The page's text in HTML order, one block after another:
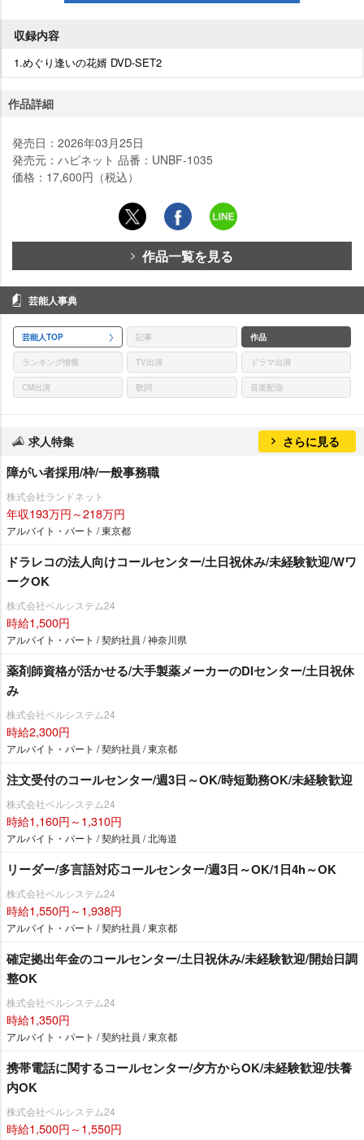
収録内容
1.めぐり逢いの花婿 DVD-SET2
作品詳細
発売日：2026年03月25日
発売元：ハピネット 品番：UNBF-1035
価格：17,600円（税込）
作品一覧を見る
芸能人事典
芸能人TOP 記事 作品
ランキング情報 TV出演 ドラマ出演
CM出演 歌詞 音楽配信
求人特集 さらに見る
障がい者採用/枠/一般事務職
株式会社ランドネット
年収193万円～218万円
アルバイト・パート / 東京都
ドラレコの法人向けコールセンター/土日祝休み/未経験歓迎/Wワ
ークOK
株式会社ベルシステム24
時給1,500円
アルバイト・パート / 契約社員 / 神奈川県
薬剤師資格が活かせる/大手製薬メーカーのDIセンター/土日祝休
み
株式会社ベルシステム24
時給2,300円
アルバイト・パート / 契約社員 / 東京都
注文受付のコールセンター/週3日～OK/時短勤務OK/未経験歓迎
株式会社ベルシステム24
時給1,160円～1,310円
アルバイト・パート / 契約社員 / 北海道
リーダー/多言語対応コールセンター/週3日～OK/1日4h～OK
株式会社ベルシステム24
時給1,550円～1,938円
アルバイト・パート / 契約社員 / 東京都
確定拠出年金のコールセンター/土日祝休み/未経験歓迎/開始日調
整OK
株式会社ベルシステム24
時給1,350円
アルバイト・パート / 契約社員 / 東京都
携帯電話に関するコールセンター/夕方からOK/未経験歓迎/扶養
内OK
株式会社ベルシステム24
時給1,500円～1,550円